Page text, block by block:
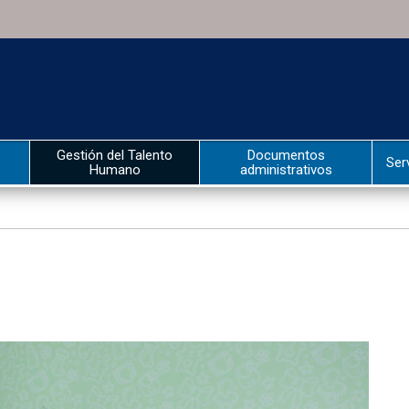
Gestión del Talento
Humano
Documentos
administrativos